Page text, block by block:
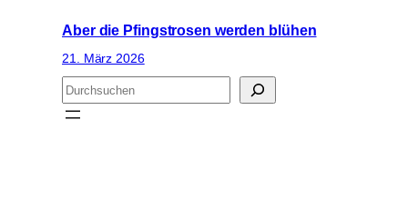
Aber die Pfingstrosen werden blühen
21. März 2026
S
u